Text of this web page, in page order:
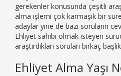
gerekenler konusunda çeşitli
alma işlemi çok karmaşık bir
adaylar yine de bazı soruların
Ehliyet sahibi olmak isteyen
araştırdıkları soruları birkaç
Ehliyet Alma Yaşı